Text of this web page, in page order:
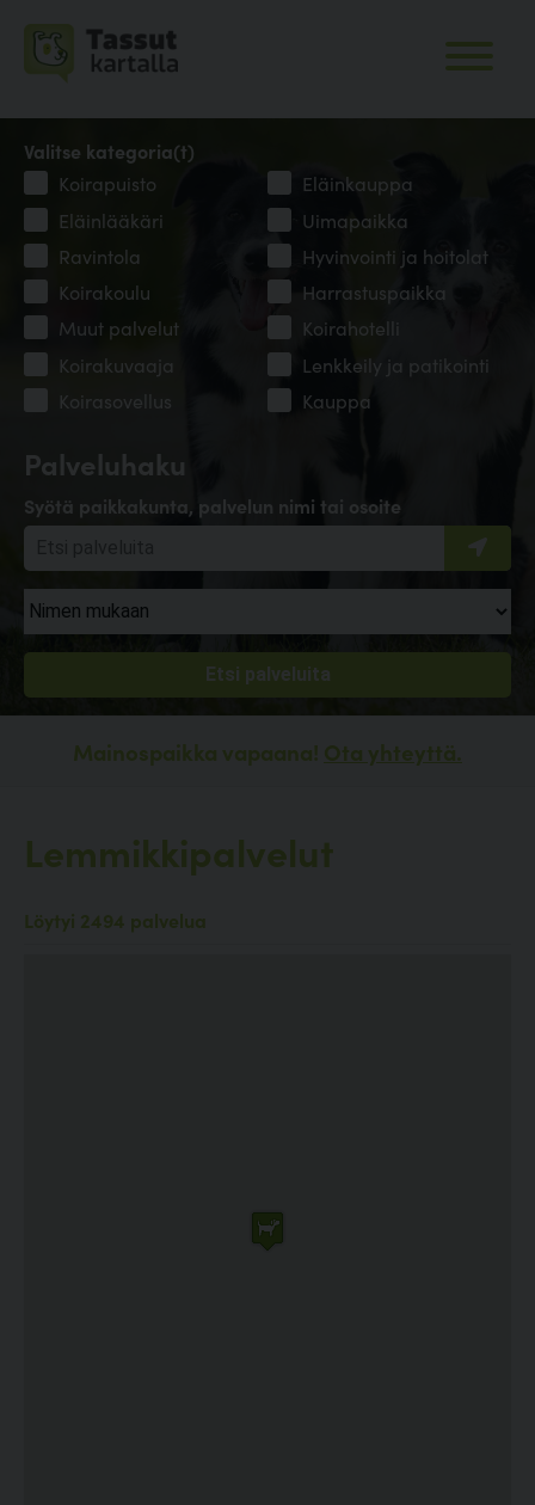
Palveluhaku
Syötä paikkakunta, palvelun nimi tai osoite
Valitse kategoria(t)
Koirapuisto
Eläinkauppa
Eläinlääkäri
Uimapaikka
Ravintola
Hyvinvointi ja hoitolat
Koirakoulu
Harrastuspaikka
Muut palvelut
Koirahotelli
Koirakuvaaja
Lenkkeily ja patikointi
Koirasovellus
Kauppa
Mainospaikka vapaana! Ota yhteyttä.
Lemmikkipalvelut
Löytyi 2494 palvelua